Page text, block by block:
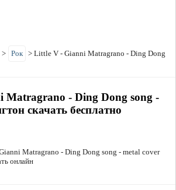
> Рок > Little V - Gianni Matragrano - Ding Dong
Matragrano - Ding Dong song -
скачать бесплатно
Matragrano - Ding Dong song - metal cover
онлайн